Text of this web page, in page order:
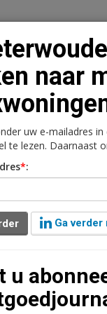
Vacaturebank
Kantoren
Rijnhart Wonen
flexwoningen
naar
uw e-mailadres
te lezen. Daarnaast
*:
Ga verder
u